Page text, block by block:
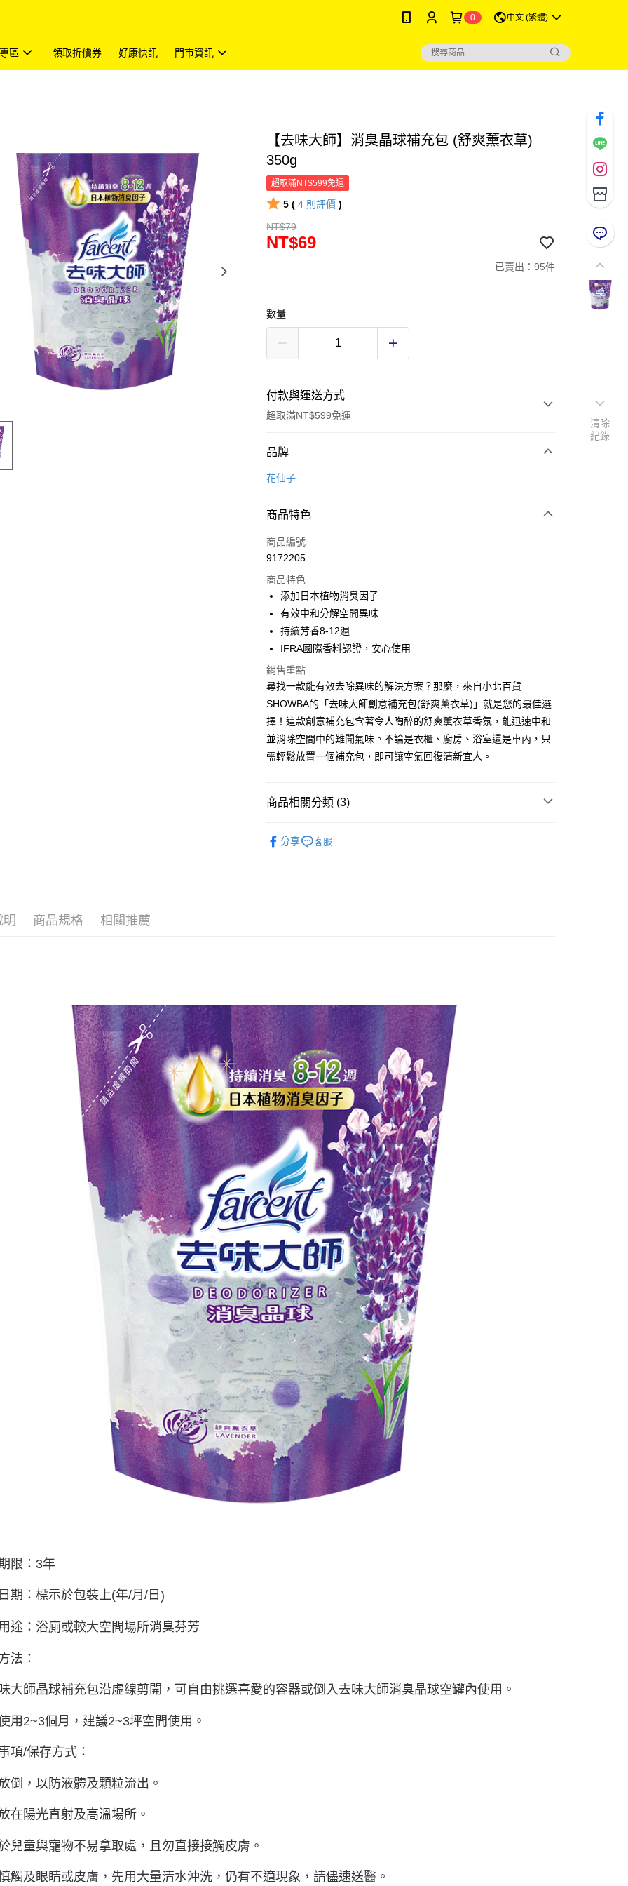
0 中文 (繁體)
區 領取折價券 好康快訊 門市資訊
【去味大師】消臭晶球補充包 (舒爽薰衣草)
350g
超取滿NT$599免運
5 ( 4 則評價 )
NT$79
NT$69
已賣出：95件
數量
付款與運送方式
超取滿NT$599免運
付款方式
信用卡一次付款
Apple Pay
街口支付
悠遊付
Google Pay
相關說明
【關於「AFTEE先享後付」】
AFTEE先享後付是「在收到商品之後才付款」的支付方式。 讓您購物簡單
便利好安心！
１．簡單：不需註冊會員、不需綁卡、不需儲值。
２．便利：只要手機號碼，簡訊認證，即可結帳。
３．安心：先確認商品／服務後，再付款。
付」結帳頁面，進行簡訊認證並確認金額後，即可完成結帳。
／ATM／網路銀行／等多元方式進行付款，方視為交易完成。
https://aftee.tw/terms/#terms3
３．未成年的使用者請事先徵得法定代理人或監護人之同意方可使用
「AFTEE先享後付」，若未經同意申辦者引起之損失，本公司不負相關責
任。
４．使用「AFTEE先享後付」時，將依據個別帳號之用戶狀況，依本公司
即時審查核予不同之上限額度；若仍有額度不足之情形，本公司將視審查
結果請求用戶進行身份認證。
５．嚴禁一人註冊多個帳號或使用他人資訊註冊。若發現惡意使用之情
形，恩沛科技股份有限公司將有權停止該用戶之使用額度並採取法律行
動。
ATM付款
運送方式
每筆NT$60，滿NT$599(含以上)免運費
品牌
花仙子
商品特色
商品編號
9172205
商品特色
添加日本植物消臭因子
有效中和分解空間異味
持續芳香8-12週
IFRA國際香料認證，安心使用
銷售重點
尋找一款能有效去除異味的解決方案？那麼，來自小北百貨
SHOWBA的「去味大師創意補充包(舒爽薰衣草)」就是您的最佳選
擇！這款創意補充包含著令人陶醉的舒爽薰衣草香氛，能迅速中和
並消除空間中的難聞氣味。不論是衣櫃、廚房、浴室還是車內，只
需輕鬆放置一個補充包，即可讓空氣回復清新宜人。
商品相關分類 (3)
分享 客服
明 商品規格 相關推薦
限： 3年
期：標示於包裝上(年/月/ 日)
途：浴廁或較大空間場所消臭芬芳
法：
大師晶球補充包沿虛線剪開，可自由挑選喜愛的容器或倒入去味大師消臭晶球空罐內使用。
用 2~3個月，建議2~3坪空間使用。
項/保存方式：
倒，以防液體及顆粒流出。
在陽光直射及高溫場所。
兒童與寵物不易拿取處，且勿直接接觸皮膚。
觸及眼睛或皮膚，先用大量清水沖洗，仍有不適現象，請儘速送醫。
清除
紀錄